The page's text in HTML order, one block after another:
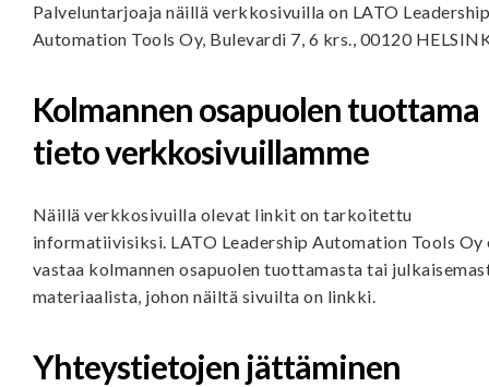
Palveluntarjoaja näillä verkkosivuilla on LATO
Automation Tools Oy, Bulevardi 7, 6 krs., 00120
Kolmannen osapuolen tuottama
tieto verkkosivuillamme
Näillä verkkosivuilla olevat linkit on tarkoitettu
informatiivisiksi. LATO Leadership Automation Tools Oy
vastaa kolmannen osapuolen tuottamasta tai
materiaalista, johon näiltä sivuilta on linkki.
Yhteystietojen jättäminen